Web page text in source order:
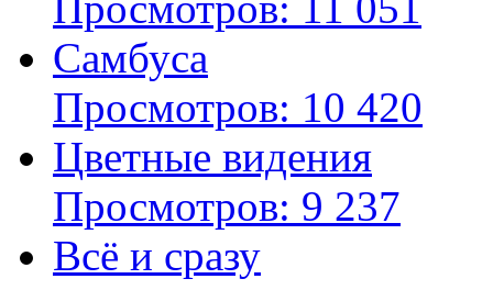
Самбуса
Просмотров: 10 420
Цветные видения
Просмотров: 9 237
Всё и сразу